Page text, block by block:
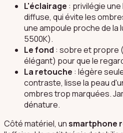
L'éclairage : privilégie
diffuse, qui évite les
une ampoule proche de la
5500K).
Le fond : sobre et propre
élégant) pour que le
La retouche : légère
contraste, lisse la peau
ombres trop marquées.
dénature.
Côté matériel, unsmartphone